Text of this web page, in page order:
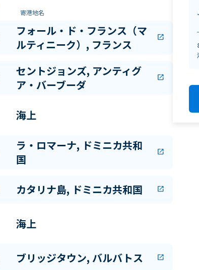
寄港地名
フォール・ド・フランス（マ
ルティニーク）, フランス
open_in_new
セントジョンズ, アンティグ
ア・バーブーダ
open_in_new
海上
ラ・ロマーナ, ドミニカ共和
国
open_in_new
カタリナ島, ドミニカ共和国 open_in_new
海上
ブリッジタウン, バルバトス open_in_new